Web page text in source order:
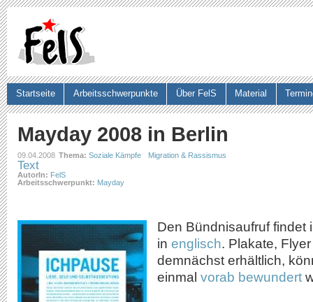
Mayday 2008 in Berlin
09.04.2008 Thema: Soziale Kämpfe Migration & Rassismus
Text
AutorIn: FelS
Arbeitsschwerpunkt: Mayday
Den Bündnisaufruf findet
in englisch. Plakate,
demnächst erhältlich,
einmal vorab bewundert
Startseite Arbeitsschwerpunkte Über FelS Material
Suchformular